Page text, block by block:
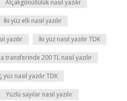
Alçakgönüllülük nasıl yazılır
İki yüz elli nasıl yazılır
yazılır İki yüz nasıl yazılır TDK
transferinde 200 TL nasıl yazılır
yüz nasıl yazılır TDK
Yüzlü sayılar nasıl yazılır